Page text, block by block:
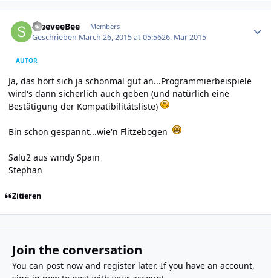
SteeveeBee Members
Geschrieben March 26, 2015 at 05:5626. Mär 2015
AUTOR
Ja, das hört sich ja schonmal gut an...Programmierbeispiele
wird's dann sicherlich auch geben (und natürlich eine
Bestätigung der Kompatibilitätsliste)
Bin schon gespannt...wie'n Flitzebogen
Salu2 aus windy Spain
Stephan
Zitieren
Join the conversation
You can post now and register later. If you have an account,